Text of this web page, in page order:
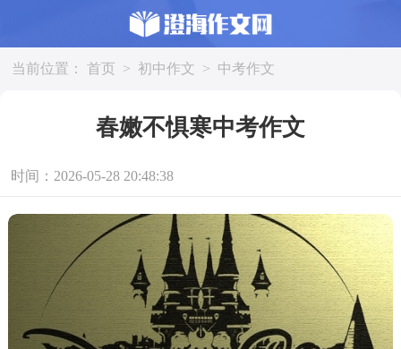
当前位置： 首页 > 初中作文 > 中考作文
春嫩不惧寒中考作文
时间：2026-05-28 20:48:38